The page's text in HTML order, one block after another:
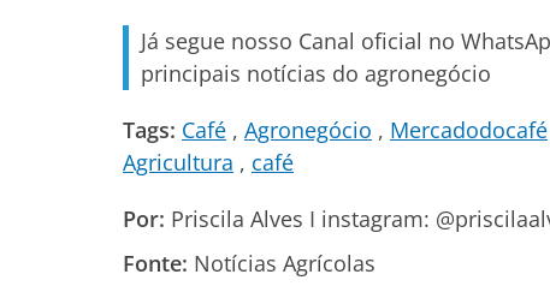
Já segue nosso Canal oficial no
principais notícias do agronegócio
Tags: Café Agronegócio Mercadodocafé
Agricultura
café
Por: Priscila Alves I instagram:
Fonte: Notícias Agrícolas